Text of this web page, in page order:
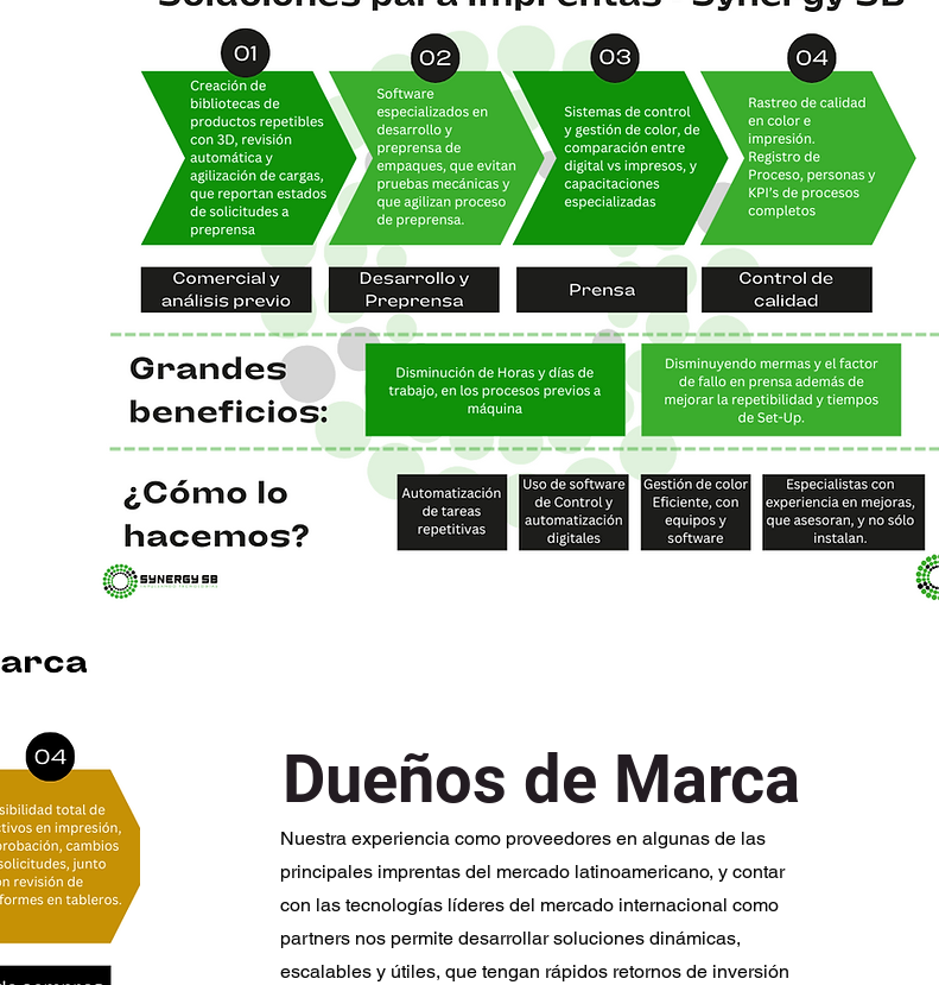
Dueños de Marca
Nuestra experiencia como proveedores en algunas de las
principales imprentas del mercado latinoamericano, y contar
con las tecnologías líderes del mercado internacional como
partners nos permite desarrollar soluciones dinámicas,
escalables y útiles, que tengan rápidos retornos de inversión